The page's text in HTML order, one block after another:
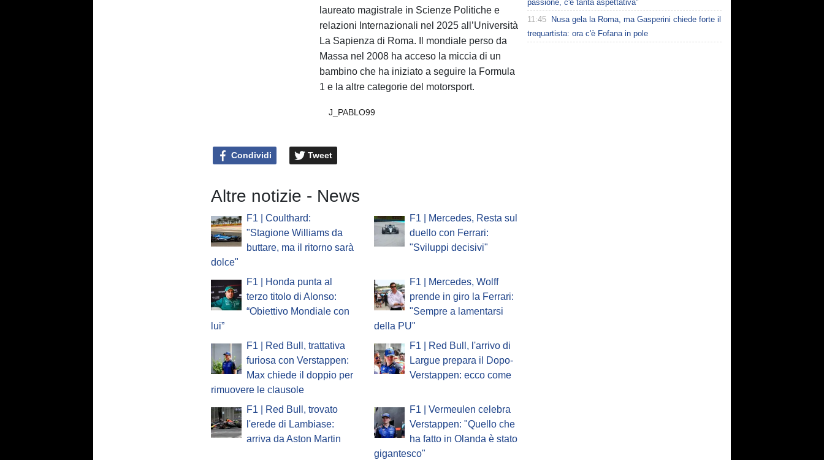
laureato magistrale in Scienze Politiche e
relazioni Internazionali nel 2025 all’Università
La Sapienza di Roma. Il mondiale perso da
Massa nel 2008 ha acceso la miccia di un
bambino che ha iniziato a seguire la Formula
1 e la altre categorie del motorsport.
J_PABLO99
Condividi Tweet
Altre notizie - News
F1 | Coulthard:
"Stagione Williams da
buttare, ma il ritorno sarà
dolce"
F1 | Mercedes, Resta sul
duello con Ferrari:
"Sviluppi decisivi"
F1 | Honda punta al
terzo titolo di Alonso:
“Obiettivo Mondiale con
lui”
F1 | Mercedes, Wolff
prende in giro la Ferrari:
"Sempre a lamentarsi
della PU"
F1 | Red Bull, trattativa
furiosa con Verstappen:
Max chiede il doppio per
rimuovere le clausole
F1 | Red Bull, l'arrivo di
Largue prepara il Dopo-
Verstappen: ecco come
F1 | Red Bull, trovato
l'erede di Lambiase:
arriva da Aston Martin
F1 | Vermeulen celebra
Verstappen: "Quello che
ha fatto in Olanda è stato
gigantesco"
passione, c'è tanta aspettativa"
11:45
Nusa gela la Roma, ma Gasperini chiede forte il
trequartista: ora c'è Fofana in pole